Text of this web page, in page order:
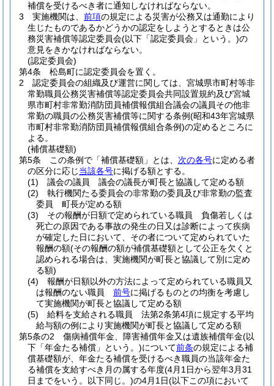
補償を受けるべき者に通知しなければならない。
3
実施機関は、 前項の規定による災害が公務又は通勤により
生じたものであるかどうかの認定をしようとするときは公
務災害補償等認定委員会(以下「認定委員会」という。)の
意見をきかなければならない。
(認定委員会)
第4条
松島町に認定委員会を置く。
2
認定委員会の組織及び運営に関しては、宮城県市町村等非
常勤職員公務災害補償等認定委員会共同設置規約及び宮城
県市町村非常勤消防団員補償報償組合議会の議員その他非
常勤の職員の公務災害補償等に関する条例(昭和43年宮城県
市町村非常勤消防団員補償報償組合条例)の定めるところに
よる。
(補償基礎額)
第5条
この条例で「補償基礎額」とは、 次の各号に定める者
の区分に応じ当該各号に掲げる額とする。
(1)
議会の議員 議会の議長が町長と協議して定める額
(2)
執行機関たる委員会の非常勤の委員及び非常勤の監査
委員 町長が定める額
(3)
その報酬が日額で定められている職員 負傷若しくは
死亡の原因である事故の発生の日又は診断によって疾病
が確定した日において、その者について定められていた
報酬の額(その報酬の額が補償基礎額として公正を欠くと
認められる場合は、実施機関が町長と協議して別に定め
る額)
(4)
報酬が日額以外の方法によって定められている職員又
は報酬のない職員 前号に掲げるものとの均衡を考慮し
て実施機関が町長と協議して定める額
(5)
給料を支給される職員 法第2条第4項に規定する平均
給与額の例により実施機関が町長と協議して定める額
第5条の2
傷病補償年金、障害補償年金又は遺族補償年金(以
下「年金たる補償」という。)について前条の規定による補
償基礎額が、年金たる補償を受けるべき職員の当該年金た
る補償を支給すべき月の属する年度(4月1日から翌年3月31
日までをいう。以下同じ。)の4月1日(以下この項において